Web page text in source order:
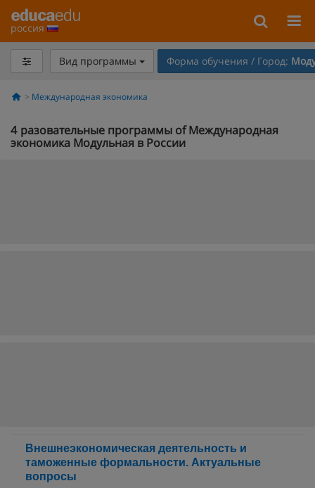
россия
Вид программы Форма обучения / Город:
Международная экономика
4 разовательные программы of Международная
экономика Модульная в России
Внешнеэкономическая деятельность и
таможенные формальности. Актуальные
вопросы